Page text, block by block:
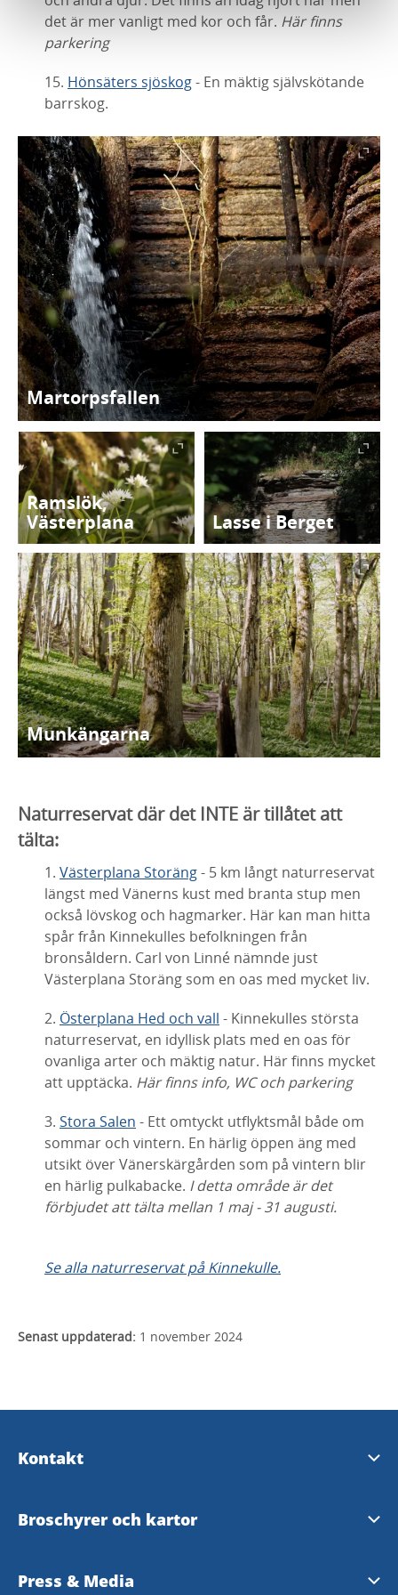
det är mer vanligt med kor och får. Här finns
parkering
15. Hönsäters sjöskog- En mäktig självskötande
barrskog.
Martorpsfallen
Ramslök,
Västerplana
Lasse i Berget
Munkängarna
Naturreservat där det INTE är tillåtet att
tälta:
1. Västerplana Storäng- 5 km långt naturreservat
längst med Vänerns kust med branta stup men
också lövskog och hagmarker. Här kan man hitta
spår från Kinnekulles befolkningen från
bronsåldern. Carl von Linné nämnde just
Västerplana Storäng som en oas med mycket liv.
2. Österplana Hed och vall - Kinnekulles största
naturreservat, en idyllisk plats med en oas för
ovanliga arter och mäktig natur. Här finns mycket
att upptäcka. Här finns info, WC och parkering
3. Stora Salen - Ett omtyckt utflyktsmål både om
sommar och vintern. En härlig öppen äng med
utsikt över Vänerskärgården som på vintern blir
en härlig pulkabacke. I detta område är det
förbjudet att tälta mellan 1 maj - 31 augusti.
Se alla naturreservat på Kinnekulle.
Senast uppdaterad: 1 november 2024
Kontakt
Turistinformation
Broschyrer och kartor
Turistbroschyr 2026
Press & Media